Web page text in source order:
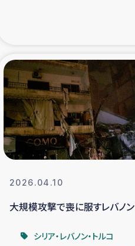
ゼミxパルシック
興応援隊の活動
漁業復興支援
済自立支援事業
園の緑化を通じた支援事業
2026.04.10
大規模攻撃で喪に服すレバノン
シリア・レバノン・トルコ